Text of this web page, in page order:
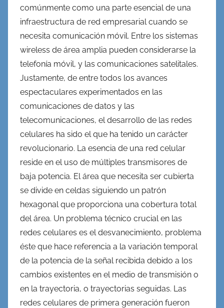
comúnmente como una parte esencial de una
infraestructura de red empresarial cuando se
necesita comunicación móvil. Entre los sistemas
wireless de área amplia pueden considerarse la
telefonía móvil, y las comunicaciones satelitales.
Justamente, de entre todos los avances
espectaculares experimentados en las
comunicaciones de datos y las
telecomunicaciones, el desarrollo de las redes
celulares ha sido el que ha tenido un carácter
revolucionario. La esencia de una red celular
reside en el uso de múltiples transmisores de
baja potencia. El área que necesita ser cubierta
se divide en celdas siguiendo un patrón
hexagonal que proporciona una cobertura total
del área. Un problema técnico crucial en las
redes celulares es el desvanecimiento, problema
éste que hace referencia a la variación temporal
de la potencia de la señal recibida debido a los
cambios existentes en el medio de transmisión o
en la trayectoria, o trayectorias seguidas. Las
redes celulares de primera generación fueron